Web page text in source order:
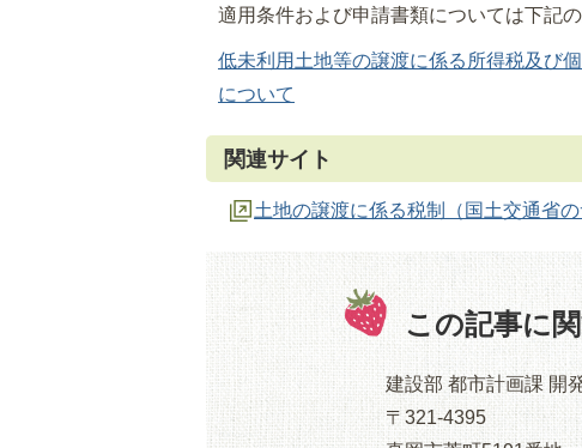
適用条件および申請書類については下記
低未利用土地等の譲渡に係る所得税及び
について
関連サイト
土地の譲渡に係る税制（国土交通省の
この記事に
建設部 都市計画課 開
〒321-4395